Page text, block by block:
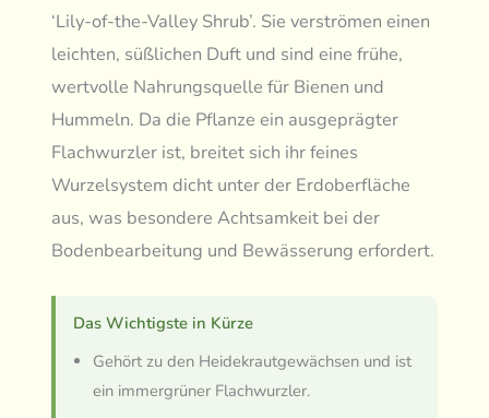
‘Lily-of-the-Valley Shrub’. Sie verströmen einen
leichten, süßlichen Duft und sind eine frühe,
wertvolle Nahrungsquelle für Bienen und
Hummeln. Da die Pflanze ein ausgeprägter
Flachwurzler ist, breitet sich ihr feines
Wurzelsystem dicht unter der Erdoberfläche
aus, was besondere Achtsamkeit bei der
Bodenbearbeitung und Bewässerung erfordert.
Das Wichtigste in Kürze
Gehört zu den Heidekrautgewächsen und ist
ein immergrüner Flachwurzler.